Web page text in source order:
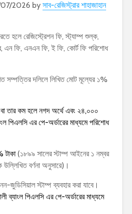
07/2026 by সাব-রেজিস্ট্রার শাহাজাহান
হলে রেজিস্ট্রেশন ফি, স্ট্যাম্প শুল্ক,
এন ফি, এনএন ফি, ই ফি, কোর্ট ফি পরিশোধ
সম্পত্তির দলিলে লিখিত মোট মূল্যের ১%
তার কম হলে নগদ অর্থে এবং ২৪,০০০
পিএলসি এর পে-অর্ডারের মাধ্যমে পরিশোধ
টাকা (১৮৯৯ সালের স্টাম্প আইনের ১ নম্বর
বর্ণনা অনুসারে)।
জুডিসিয়াল স্টাম্প ব্যবহার করা যাবে।
ব্যাংল পিএলসি এর পে-অর্ডারের মাধ্যমে